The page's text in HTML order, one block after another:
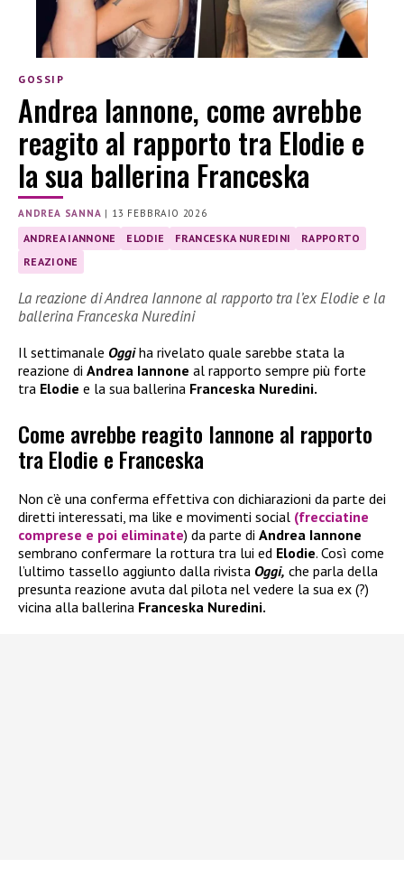
GOSSIP
Andrea Iannone, come avrebbe
reagito al rapporto tra Elodie e
la sua ballerina Franceska
ANDREA SANNA | 13 FEBBRAIO 2026
ANDREA IANNONE ELODIE FRANCESKA NUREDINI
RAPPORTO
REAZIONE
La reazione di Andrea Iannone al rapporto tra l’ex Elodie e la
ballerina Franceska Nuredini
Il settimanale Oggiha rivelato quale sarebbe stata la
reazione di Andrea Iannone al rapporto sempre più forte
tra Elodie e la sua ballerina Franceska Nuredini.
Come avrebbe reagito Iannone al rapporto
tra Elodie e Franceska
Non c’è una conferma effettiva con dichiarazioni da parte dei
diretti interessati, ma like e movimenti social (frecciatine
comprese e poi eliminate) da parte di Andrea Iannone
sembrano confermare la rottura tra lui ed Elodie. Così come
l’ultimo tassello aggiunto dalla rivista Oggi, che parla della
presunta reazione avuta dal pilota nel vedere la sua ex (?)
vicina alla ballerina Franceska Nuredini.